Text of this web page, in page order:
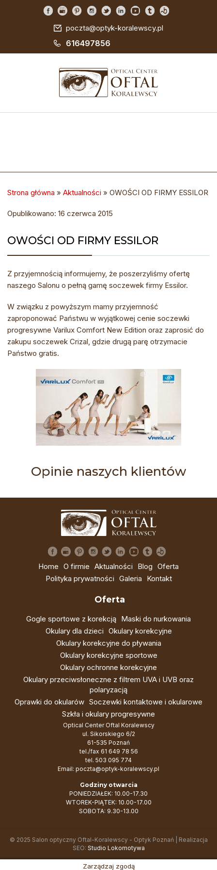
poczta@optyk-koralewscy.pl
616497856
Strona główna » Aktualności » OWOŚCI OD FIRMY ESSILOR
Opublikowano: 16 czerwca 2015
OWOŚCI OD FIRMY ESSILOR
Z przyjemnością informujemy, że poszerzyliśmy ofertę
naszego Salonu o pełną gamę soczewek firmy Essilor.
W związku z powyższym mamy przyjemność
zaproponować Państwu w wyjątkowej cenie soczewki
progresywne Varilux Comfort New Edition oraz zaprosić do
zakupu soczewek Crizal, gdzie drugą parę otrzymacie
Państwo gratis.
Opinie naszych klientów
Home O firmie Aktualności Blog Oferta
Polityka prywatności Galeria Kontakt
Oferta
Gogle sportowe z korekcją Maski do nurkowania
Okulary dla dzieci Okulary korekcyjne
Okulary korekcyjne do pływania
Okulary korekcyjne sportowe
Okulary ochronne korekcyjne
Okulary przeciwsłoneczne z filtrem UVA i UVB oraz
polaryzacją
Oprawki do okularów Soczewki kontaktowe i okularowe
Szkła i okulary progresywne
Optical Center Oftal Koralewscy
ul. Sikorskiego 6/2
61-535 Poznań
tel./fax 61 649 78 56
tel. 503 095 774
Email: poczta@optyk-koralewscy.pl
Godziny otwarcia
PONIEDZIAŁEK: 10.00-17.30
WTOREK-PIĄTEK: 10.00-17.00
SOBOTA: 9.30-13.00
© 2025 Salon optyczny Oftal-Koralewscy - Optyk Poznań | Realizacja
SEO: Studio Lokomotywa
Zarządzaj zgodą